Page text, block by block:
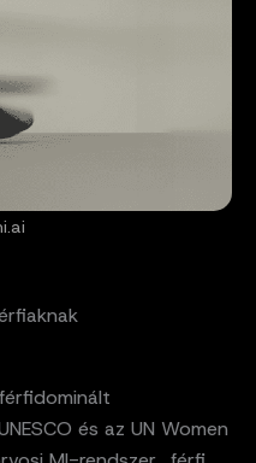
és az UN Women